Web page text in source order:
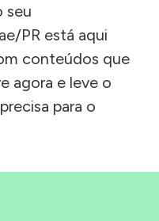
seu
PR está aqui
conteúdos que
agora e leve o
para o